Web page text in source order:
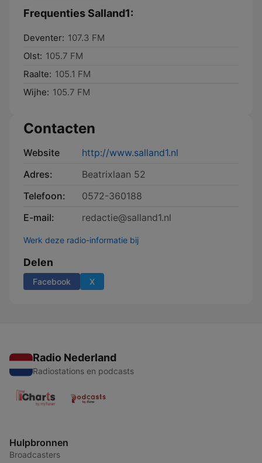
Frequenties Salland1:
Deventer: 107.3 FM
Olst: 105.7 FM
Raalte: 105.1 FM
Wijhe: 105.7 FM
Contacten
Website
http://www.salland1.nl
Adres:
Beatrixlaan 52
Telefoon:
0572-360188
E-mail:
redactie@salland1.nl
Werk deze radio-informatie bij
Delen
Facebook X
Radio Nederland
Radiostations en podcasts
Hulpbronnen
Broadcasters